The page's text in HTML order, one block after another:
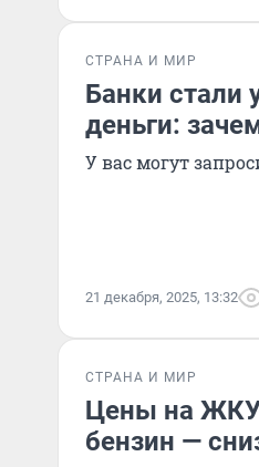
СТРАНА И МИР
Банки стали
деньги:
У вас могут
21 декабря, 2025, 13:32
СТРАНА И МИР
Цены на ЖКУ
бензин —